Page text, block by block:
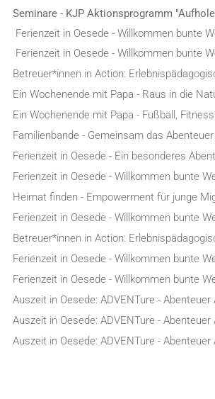
Seminare - KJP Aktionsprogramm
Ferienzeit in Oesede - Willkommen bunte
Ferienzeit in Oesede - Willkommen bunte
Betreuer*innen in Action:
Ein Wochenende mit Papa - Raus in die
Ein Wochenende mit Papa - Fußball,
Familienbande - Gemeinsam das
Ferienzeit in Oesede - Ein besonderes
Ferienzeit in Oesede - Willkommen bunte
Heimat finden - Empowerment für junge
Ferienzeit in Oesede - Willkommen bunte
Betreuer*innen in Action:
Ferienzeit in Oesede - Willkommen bunte
Ferienzeit in Oesede - Willkommen bunte
Auszeit in Oesede: ADVENTure - Abenteuer
Auszeit in Oesede: ADVENTure - Abenteuer
Auszeit in Oesede: ADVENTure - Abenteuer